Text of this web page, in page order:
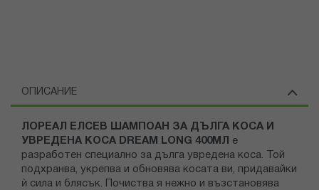
ОПИСАНИЕ
ЛОРЕАЛ ЕЛСЕВ ШАМПОАН ЗА ДЪЛГА КОСА И
УВРЕДЕНА КОСА DREAM LONG 400МЛ е
разработен специално за дълга увредена коса. Той
подхранва, укрепва и обновява косата ви, придавайки
ѝ сила и блясък. Почиства я нежно и възстановява